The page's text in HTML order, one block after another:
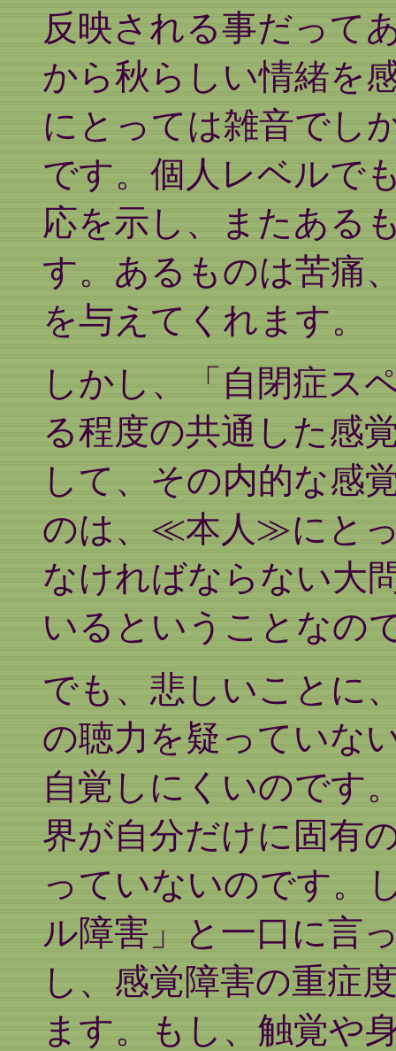
反映される事だって
から秋らしい情緒を
にとっては雑音でし
です。個人レベルで
応を示し、またある
す。あるものは苦痛
を与えてくれます。
しかし、「自閉症ス
る程度の共通した感
して、その内的な感
のは、≪本人≫にと
なければならない大
いるということなの
でも、悲しいことに
の聴力を疑っていな
自覚しにくいのです
界が自分だけに固有
っていないのです。
ル障害」と一口に言
し、感覚障害の重症
ます。もし、触覚や